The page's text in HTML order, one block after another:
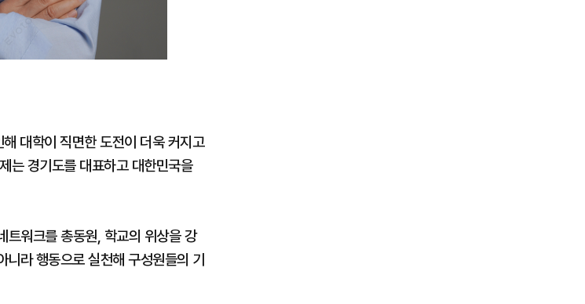
대학이 직면한 도전이 더욱 커지고
는 경기도를 대표하고 대한민국을
트워크를 총동원, 학교의 위상을 강
라 행동으로 실천해 구성원들의 기